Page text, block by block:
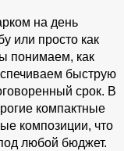
на день
или просто как
понимаем, как
быструю
срок. В
компактные
композиции, что
любой бюджет.